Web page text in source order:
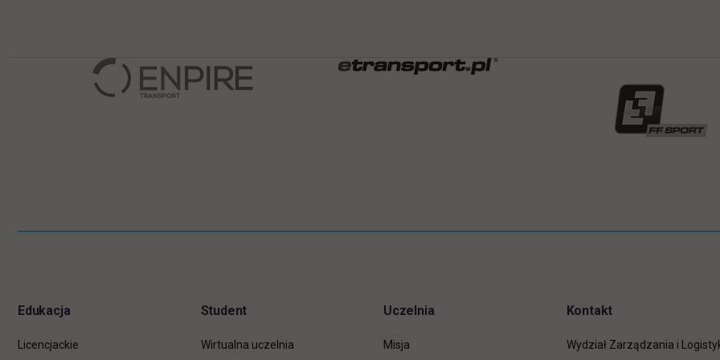
Edukacja
Licencjackie
Student
Wirtualna uczelnia
Uczelnia
Misja
Kontakt
Wydział Zarządzania i